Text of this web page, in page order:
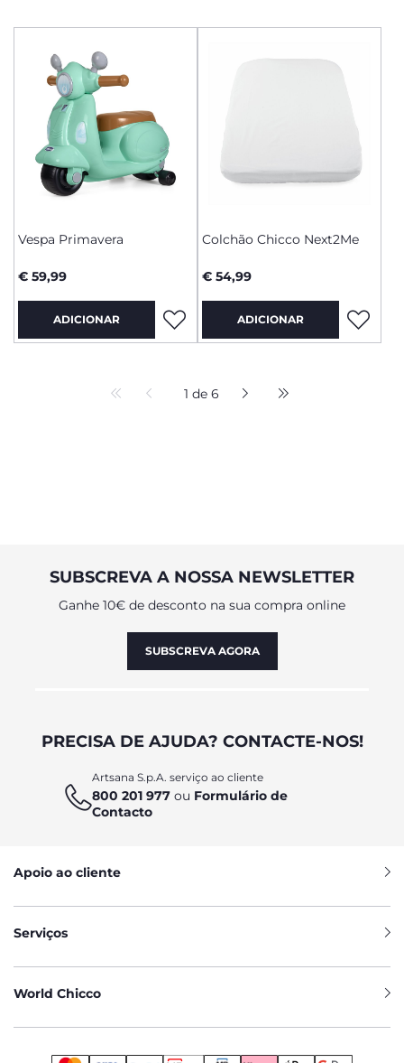
Vespa Primavera
€ 59,99
ADICIONAR
Colchão Chicco Next2Me
€ 54,99
ADICIONAR
1 de 6
SUBSCREVA A NOSSA NEWSLETTER
Ganhe 10€ de desconto na sua compra online
SUBSCREVA AGORA
PRECISA DE AJUDA? CONTACTE-NOS!
Artsana S.p.A. serviço ao cliente
800 201 977 ou Formulário de
Contacto
Apoio ao cliente
Serviços
World Chicco